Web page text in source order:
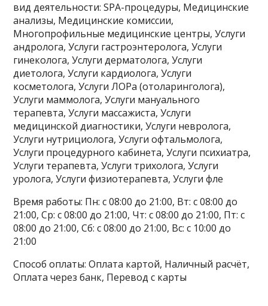
вид деятельности: SPA-процедуры, Медицинские
анализы, Медицинские комиссии,
Многопрофильные медицинские центры, Услуги
андролога, Услуги гастроэнтеролога, Услуги
гинеколога, Услуги дерматолога, Услуги
диетолога, Услуги кардиолога, Услуги
косметолога, Услуги ЛОРа (отоларинголога),
Услуги маммолога, Услуги мануального
терапевта, Услуги массажиста, Услуги
медицинской диагностики, Услуги невролога,
Услуги нутрициолога, Услуги офтальмолога,
Услуги процедурного кабинета, Услуги психиатра,
Услуги терапевта, Услуги трихолога, Услуги
уролога, Услуги физиотерапевта, Услуги фле
Время работы: Пн: с 08:00 до 21:00, Вт: с 08:00 до
21:00, Ср: с 08:00 до 21:00, Чт: с 08:00 до 21:00, Пт: с
08:00 до 21:00, Сб: с 08:00 до 21:00, Вс: с 10:00 до
21:00
Способ оплаты: Оплата картой, Наличный расчёт,
Оплата через банк, Перевод с карты